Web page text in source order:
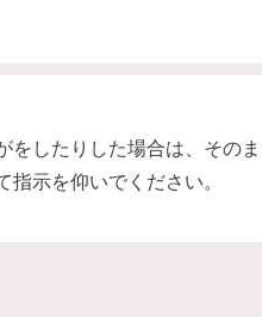
をしたりした場合は、そのま
指示を仰いでください。